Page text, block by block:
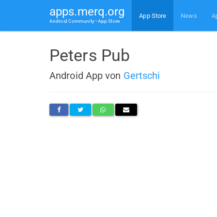
apps.merq.org
Android Community • App Store
App Store News
Peters Pub
Android App von Gertschi